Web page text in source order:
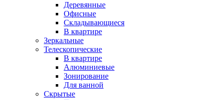
Деревянные
Офисные
Складывающиеся
В квартире
Зеркальные
Телескопические
В квартире
Алюминиевые
Зонирование
Для ванной
Скрытые